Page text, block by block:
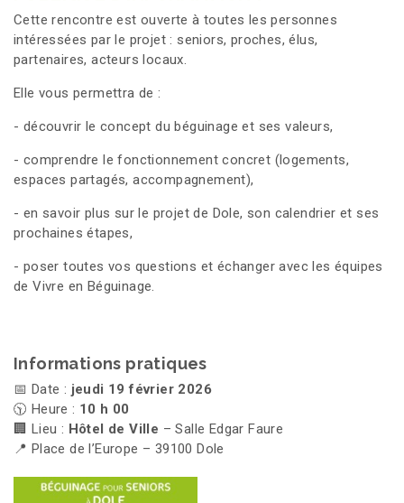
Cette rencontre est ouverte à toutes les personnes
intéressées par le projet : seniors, proches, élus,
partenaires, acteurs locaux.
Elle vous permettra de :
- découvrir le concept du béguinage et ses valeurs,
- comprendre le fonctionnement concret (logements,
espaces partagés, accompagnement),
- en savoir plus sur le projet de Dole, son calendrier et ses
prochaines étapes,
- poser toutes vos questions et échanger avec les équipes
de Vivre en Béguinage.
Informations pratiques
📅 Date : jeudi 19 février 2026
🕥 Heure : 10 h 00
🏢 Lieu : Hôtel de Ville – Salle Edgar Faure
📍 Place de l’Europe – 39100 Dole